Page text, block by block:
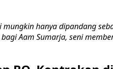
mungkin hanya dipandang
Aam Sumarja, seni